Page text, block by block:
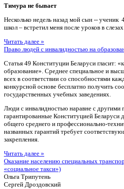
Тимура не бывает
Несколько недель назад мой сын -- ученик
школ – встретил меня после уроков в
Читать далее »
Право людей с инвалидностью на
Статья 49 Конституции Беларуси гласит:
образование». Среднее специальное и
всех в соответствии со способностями
конкурсной основе бесплатно получить
государственных учебных заведениях.
Люди с инвалидностью наравне с другими
гарантированные Конституцией Беларуси
общего среднего и профессионально-
названных гарантий требует
закрепления.
Читать далее »
Оказание населению специальных
«социальное такси»)
Ольга Трипутень
Сергей Дроздовский